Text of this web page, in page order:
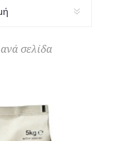
ανά σελίδα